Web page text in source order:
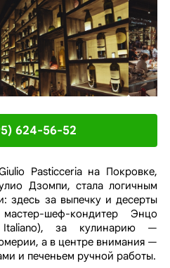
624-56-52
Pasticceria на Покровке,
Дзомпи, стала логичным
здесь за выпечку и десерты
шеф-кондитер Энцо
за кулинарию —
а в центре внимания —
и печеньем ручной работы.